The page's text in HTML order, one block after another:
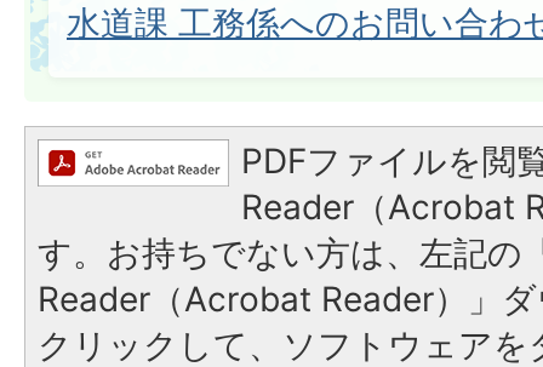
水道課 工務係へのお問い合わ
PDFファイルを閲
Reader（Acrobat
す。お持ちでない方は、左記の
Reader（Acrobat Reader）」
クリックして、ソフトウェア